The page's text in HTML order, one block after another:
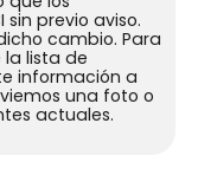
previo aviso.
cambio. Para
lista de
información a
una foto o
actuales.